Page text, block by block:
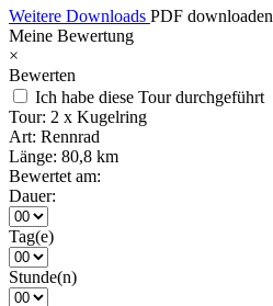
Weitere Downloads PDF downloaden
Meine Bewertung
×
Bewerten
Ich habe diese Tour durchgeführt
Tour: 2 x Kugelring
Art: Rennrad
Länge: 80,8 km
Bewertet am:
Dauer:
Tag(e)
Stunde(n)